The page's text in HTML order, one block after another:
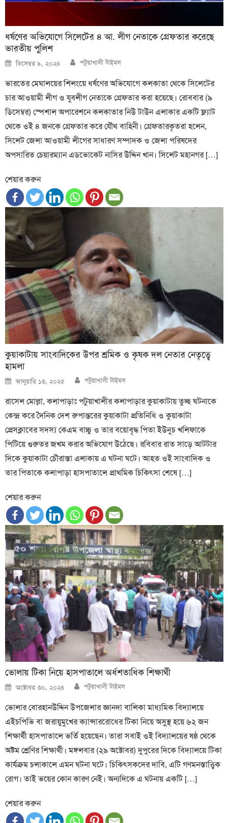
ধর্ষণের অভিযোগে সিলেটের ৪ আ. লীগ নেতাকে গ্রেফতার করেছে
ভারতীয় পুলিশ
Posted
on
ডিসেম্বর ৯, ২০২৪ Author
পটুয়াখালী টাইমস
ভারতের মেঘালয়ের শিলংয়ে ধর্ষণের অভিযোগে কলকাতা থেকে সিলেটের
চার আওয়ামী লীগ ও যুবলীগ নেতাকে গ্রেফতার করা হয়েছে। রোববার (৯
ডিসেম্বর) স্পেশাল অপারেশনে কলকাতার নিউ টাউন এলাকার একটি ফ্ল্যাট
থেকে ওই ৪ জনকে গ্রেফতার করে যৌথ বাহিনী। গ্রেফতারকৃতরা হলেন,
সিলেট জেলা আওয়ামী লীগের সাধারণ সম্পাদক ও জেলা পরিষদের
অপসারিত চেয়ারম্যান এডভোকেট নাসির উদ্দিন খান। সিলেট মহানগর […]
শেয়ার করুন
কুয়াকাটায় সাংবাদিকের উপর শ্রমিক ও কৃষক দল নেতার নেতৃত্বে
হামলা
Posted
on
জানুয়ারি ১৩, ২০২৫ Author
পটুয়াখালী টাইমস
রাসেল মোল্লা, কলাপাড়াঃ পটুয়াখালীর কলাপাড়ার কুয়াকাটায় তুচ্ছ ঘটনাকে
কেন্দ্র করে দৈনিক দেশ রুপান্তরের কুয়াকাটা প্রতিনিধি ও কুয়াকাটা
প্রেসক্লাবের সদস্য কেএম বাচ্চু ও তার বয়োবৃদ্ধ পিতা ইউনুচ খলিফাকে
পিটিয়ে গুরুতর জখম করার অভিযোগ উঠেছে। রবিবার রাত সাড়ে আটটার
দিকে কুয়াকাটা চৌরাস্তা এলাকায় এ ঘটনা ঘটে। আহত ওই সাংবাদিক ও
তার পিতাকে কলাপাড়া হাসপাতালে প্রাথমিক চিকিৎসা শেষে […]
শেয়ার করুন
ভোলায় টিকা নিয়ে হাসপাতালে অর্ধশতাধিক শিক্ষার্থী
Posted
on
অক্টোবর ৩০, ২০২৪ Author
পটুয়াখালী টাইমস
ভোলার বোরহানউদ্দিন উপজেলার জ্ঞানদা বালিকা মাধ্যমিক বিদ্যালয়ে
এইচপিভি বা জরায়ুমুখের ক্যান্সাররোধের টিকা নিয়ে অসুস্থ হয়ে ৬২ জন
শিক্ষার্থী হাসপাতালে ভর্তি হয়েছেন। তারা সবাই ওই বিদ্যালয়ের ষষ্ঠ থেকে
অষ্টম শ্রেণির শিক্ষার্থী। মঙ্গলবার (২৯ অক্টোবর) দুপুরের দিকে বিদ্যালয়ে টিকা
কার্যক্রম চলাকালে এমন ঘটনা ঘটে। চিকিৎসকদের দাবি, এটি গণমনস্তাত্ত্বিক
রোগ। তাই ভয়ের কোন কারণ নেই। অন্যদিকে এ ঘটনায় একটি […]
শেয়ার করুন